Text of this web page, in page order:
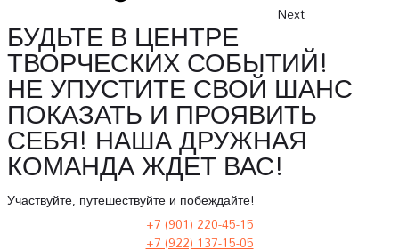
Next
БУДЬТЕ В ЦЕНТРЕ
ТВОРЧЕСКИХ СОБЫТИЙ!
НЕ УПУСТИТЕ СВОЙ ШАНС
ПОКАЗАТЬ И ПРОЯВИТЬ
СЕБЯ! НАША ДРУЖНАЯ
КОМАНДА ЖДЕТ ВАС!
Участвуйте, путешествуйте и побеждайте!
+7 (901) 220-45-15
+7 (922) 137-15-05